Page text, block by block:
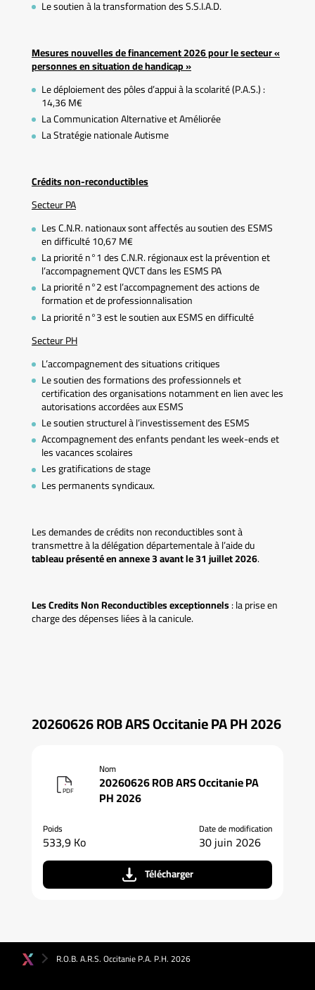
Le soutien à la transformation des S.S.I.A.D.
Mesures nouvelles de financement 2026 pour le secteur «
personnes en situation de handicap »
Le déploiement des pôles d’appui à la scolarité (P.A.S.) :
14,36 M€
La Communication Alternative et Améliorée
La Stratégie nationale Autisme
Crédits non-reconductibles
Secteur PA
Les C.N.R. nationaux sont affectés au soutien des ESMS
en difficulté 10,67 M€
La priorité n°1 des C.N.R. régionaux est la prévention et
l’accompagnement QVCT dans les ESMS PA
La priorité n°2 est l’accompagnement des actions de
formation et de professionnalisation
La priorité n°3 est le soutien aux ESMS en difficulté
Secteur PH
L’accompagnement des situations critiques
Le soutien des formations des professionnels et
certification des organisations notamment en lien avec les
autorisations accordées aux ESMS
Le soutien structurel à l’investissement des ESMS
Accompagnement des enfants pendant les week-ends et
les vacances scolaires
Les gratifications de stage
Les permanents syndicaux.
Les demandes de crédits non reconductibles sont à
transmettre à la délégation départementale à l’aide du
tableau présenté en annexe 3 avant le 31 juillet 2026.
Les Credits Non Reconductibles exceptionnels: la prise en
charge des dépenses liées à la canicule.
20260626 ROB ARS Occitanie PA PH 2026
PDF
Nom
20260626 ROB ARS Occitanie PA
PH 2026
Poids
533,9 Ko
Date de modification
30 juin 2026
Télécharger
R.O.B. A.R.S. Occitanie P.A. P.H. 2026